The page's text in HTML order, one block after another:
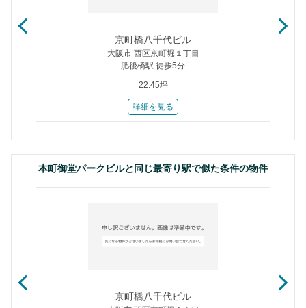
京町橋八千代ビル
大阪市 西区京町堀１丁目
肥後橋駅 徒歩5分
22.45坪
詳細を見る
本町御堂パークビルと同じ最寄り駅で似た条件の物件
京町橋八千代ビル